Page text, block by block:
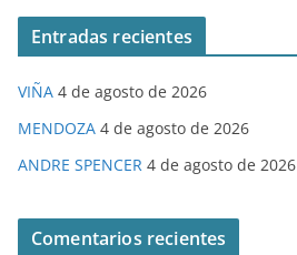
Entradas recientes
VIÑA 4 de agosto de 2026
MENDOZA 4 de agosto de 2026
ANDRE SPENCER 4 de agosto de 2026
Comentarios recientes